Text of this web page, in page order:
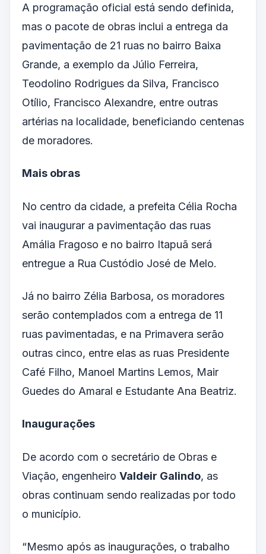
A programação oficial está sendo definida,
mas o pacote de obras inclui a entrega da
pavimentação de 21 ruas no bairro Baixa
Grande, a exemplo da Júlio Ferreira,
Teodolino Rodrigues da Silva, Francisco
Otílio, Francisco Alexandre, entre outras
artérias na localidade, beneficiando centenas
de moradores.
Mais obras
No centro da cidade, a prefeita Célia Rocha
vai inaugurar a pavimentação das ruas
Amália Fragoso e no bairro Itapuã será
entregue a Rua Custódio José de Melo.
Já no bairro Zélia Barbosa, os moradores
serão contemplados com a entrega de 11
ruas pavimentadas, e na Primavera serão
outras cinco, entre elas as ruas Presidente
Café Filho, Manoel Martins Lemos, Mair
Guedes do Amaral e Estudante Ana Beatriz.
Inaugurações
De acordo com o secretário de Obras e
Viação, engenheiro Valdeir Galindo, as
obras continuam sendo realizadas por todo
o município.
“Mesmo após as inaugurações, o trabalho